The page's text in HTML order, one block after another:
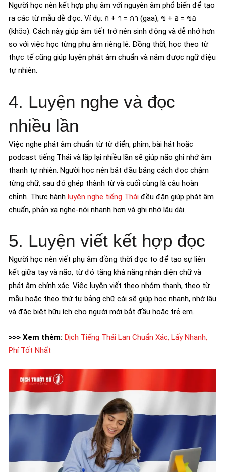
Người học nên kết hợp phụ âm với nguyên âm phổ biến để tạo
ra các từ mẫu dễ đọc. Ví dụ: ก + า = กา (gaa), ข + อ = ขอ
(khɔ̌ɔ). Cách này giúp âm tiết trở nên sinh động và dễ nhớ hơn
so với việc học từng phụ âm riêng lẻ. Đồng thời, học theo từ
thực tế cũng giúp luyện phát âm chuẩn và nắm được ngữ điệu
tự nhiên.
4. Luyện nghe và đọc
nhiều lần
Việc nghe phát âm chuẩn từ từ điển, phim, bài hát hoặc
podcast tiếng Thái và lặp lại nhiều lần sẽ giúp não ghi nhớ âm
thanh tự nhiên. Người học nên bắt đầu bằng cách đọc chậm
từng chữ, sau đó ghép thành từ và cuối cùng là câu hoàn
chỉnh. Thực hành luyện nghe tiếng Thái đều đặn giúp phát âm
chuẩn, phản xạ nghe-nói nhanh hơn và ghi nhớ lâu dài.
5. Luyện viết kết hợp đọc
Người học nên viết phụ âm đồng thời đọc to để tạo sự liên
kết giữa tay và não, từ đó tăng khả năng nhận diện chữ và
phát âm chính xác. Việc luyện viết theo nhóm thanh, theo từ
mẫu hoặc theo thứ tự bảng chữ cái sẽ giúp học nhanh, nhớ lâu
và đặc biệt hữu ích cho người mới bắt đầu hoặc trẻ em.
>>> Xem thêm: Dịch Tiếng Thái Lan Chuẩn Xác, Lấy Nhanh,
Phí Tốt Nhất